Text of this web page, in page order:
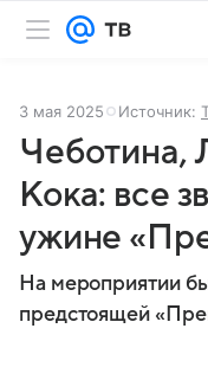
3 мая 2025 Источник:
Чеботина,
Кока: все
ужине
На мероприятии
предстоящей